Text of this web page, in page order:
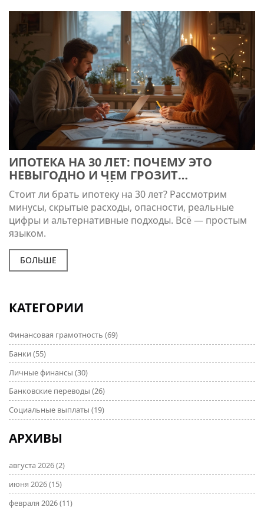
ИПОТЕКА НА 30 ЛЕТ: ПОЧЕМУ ЭТО
НЕВЫГОДНО И ЧЕМ ГРОЗИТ
ДОЛГОСРОЧНЫЙ КРЕДИТ
Стоит ли брать ипотеку на 30 лет? Рассмотрим
минусы, скрытые расходы, опасности, реальные
цифры и альтернативные подходы. Всё — простым
языком.
БОЛЬШЕ
КАТЕГОРИИ
Финансовая грамотность (69)
Банки (55)
Личные финансы (30)
Банковские переводы (26)
Социальные выплаты (19)
АРХИВЫ
августа 2026(2)
июня 2026(15)
февраля 2026(11)